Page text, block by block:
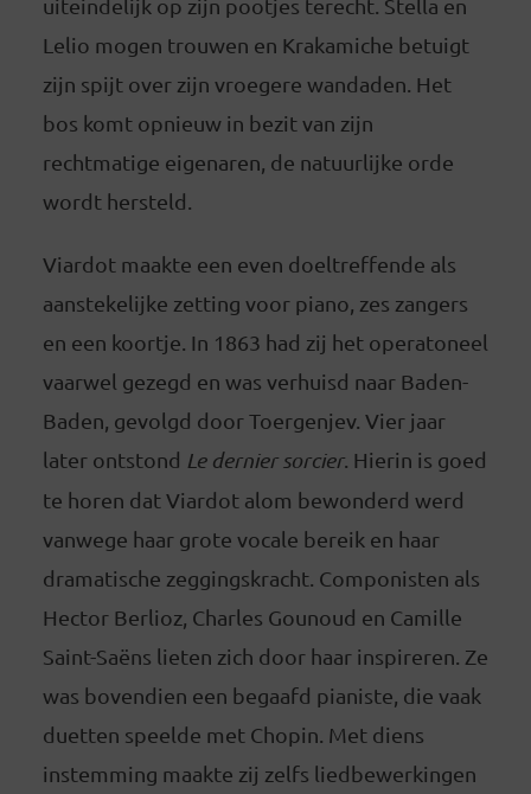
Lelio mogen trouwen en Krakamiche betuigt
zijn spijt over zijn vroegere wandaden. Het
bos komt opnieuw in bezit van zijn
rechtmatige eigenaren, de natuurlijke orde
wordt hersteld.
Viardot maakte een even doeltreffende als
aanstekelijke zetting voor piano, zes zangers
en een koortje. In 1863 had zij het operatoneel
vaarwel gezegd en was verhuisd naar Baden-
Baden, gevolgd door Toergenjev. Vier jaar
later ontstond Le dernier sorcier. Hierin is goed
te horen dat Viardot alom bewonderd werd
vanwege haar grote vocale bereik en haar
dramatische zeggingskracht. Componisten als
Hector Berlioz, Charles Gounoud en Camille
Saint-Saëns lieten zich door haar inspireren. Ze
was bovendien een begaafd pianiste, die vaak
duetten speelde met Chopin. Met diens
instemming maakte zij zelfs liedbewerkingen